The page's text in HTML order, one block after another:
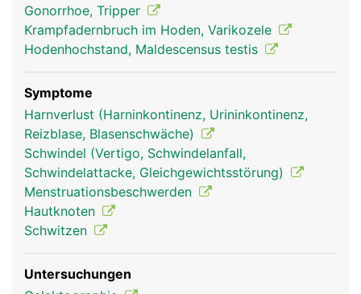
Frau
Geschlechtsorgane
Mann
Gonorrhoe, Tripper
Krampfadernbruch im Hoden, Varikozele
Hodenhochstand, Maldescensus testis
Symptome
Harnverlust (Harninkontinenz, Urininkontinenz,
Reizblase, Blasenschwäche)
Schwindel (Vertigo, Schwindelanfall,
Schwindelattacke, Gleichgewichtsstörung)
Menstruationsbeschwerden
Hautknoten
Schwitzen
Untersuchungen